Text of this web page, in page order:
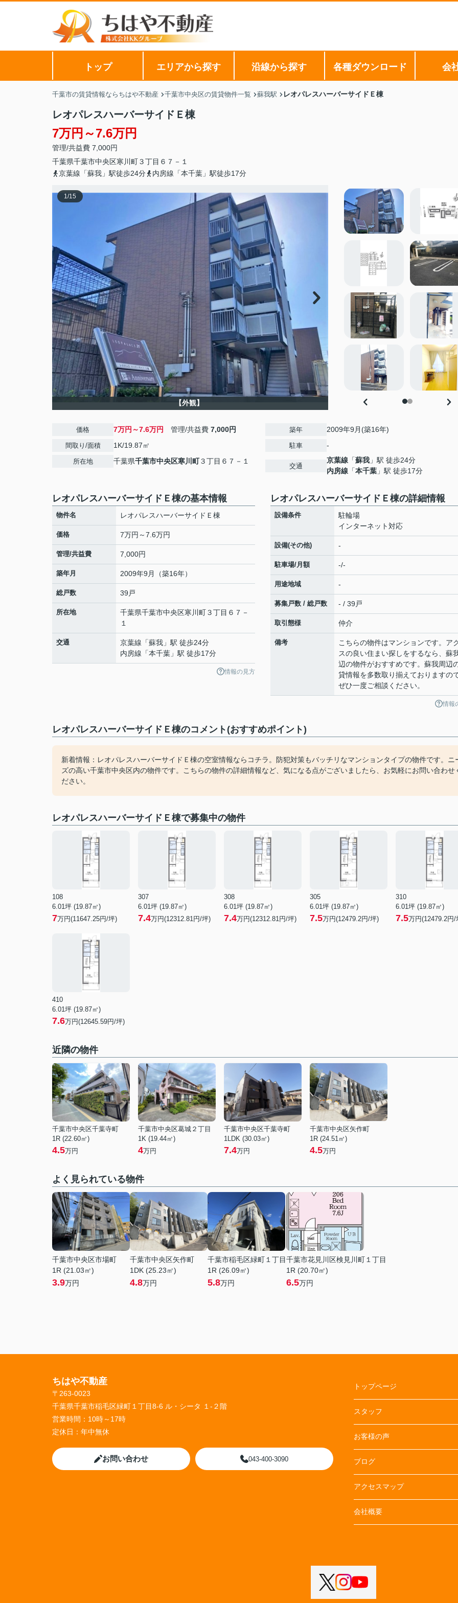
トップ エリアから探す 沿線から探す 各種ダウンロード 会
千葉市の賃貸情報ならちはや不動産 千葉市中央区の賃貸物件一覧 蘇我駅 レオパレスハーバーサイドＥ棟
レオパレスハーバーサイドＥ棟
7万円～7.6万円
管理/共益費 7,000円
千葉県千葉市中央区寒川町３丁目６７－１
京葉線「蘇我」駅徒歩24分
内房線「本千葉」駅徒歩17分
1/15
【外観】
価格 7万円～7.6万円 管理/共益費 7,000円
間取り/面積 1K/19.87㎡
所在地 千葉県千葉市中央区寒川町３丁目６７－１
築年 2009年9月(築16年)
駐車 -
交通
京葉線 「蘇我 」駅 徒歩24分
内房線 「本千葉 」駅 徒歩17分
レオパレスハーバーサイドＥ棟の基本情報
物件名 レオパレスハーバーサイドＥ棟
価格 7万円～7.6万円
管理/共益費 7,000円
築年月 2009年9月（築16年）
総戸数 39戸
所在地 千葉県千葉市中央区寒川町３丁目６７－
１
交通 京葉線 「蘇我 」駅 徒歩24分
内房線 「本千葉 」駅 徒歩17分
情報の見方
レオパレスハーバーサイドＥ棟の詳細情報
設備条件
駐輪場
インターネット対応
設備(その他) -
駐車場/月額 -/-
用途地域 -
募集戸数 / 総戸数 - / 39戸
取引態様 仲介
備考
こちらの物件はマンションです。ア
スの良い住まい探しをするなら、蘇
辺の物件がおすすめです。蘇我周辺
貸情報を多数取り揃えておりますの
ぜひ一度ご相談ください。
情報
レオパレスハーバーサイドＥ棟のコメント(おすすめポイント)
新着情報：レオパレスハーバーサイドＥ棟の空室情報ならコチラ。防犯対策もバッチリなマンションタイプの物件です。ニ
ズの高い千葉市中央区内の物件です。こちらの物件の詳細情報など、気になる点がございましたら、お気軽にお問い合わせ
ださい。
レオパレスハーバーサイドＥ棟で募集中の物件
108
6.01坪 (19.87㎡)
7万円(11647.25円/坪)
307
6.01坪 (19.87㎡)
7.4万円(12312.81円/坪)
308
6.01坪 (19.87㎡)
7.4万円(12312.81円/坪)
305
6.01坪 (19.87㎡)
7.5万円(12479.2円/坪)
310
6.01坪 (19.87㎡)
7.5万円(12479.2円/
410
6.01坪 (19.87㎡)
7.6万円(12645.59円/坪)
近隣の物件
千葉市中央区千葉寺町
1R (22.60㎡)
4.5万円
千葉市中央区葛城２丁目
1K (19.44㎡)
4万円
千葉市中央区千葉寺町
1LDK (30.03㎡)
7.4万円
千葉市中央区矢作町
1R (24.51㎡)
4.5万円
よく見られている物件
千葉市中央区市場町
1R (21.03㎡)
3.9万円
千葉市中央区矢作町
1DK (25.23㎡)
4.8万円
千葉市稲毛区緑町１丁目
1R (26.09㎡)
5.8万円
千葉市花見川区検見川町１丁目
1R (20.70㎡)
6.5万円
ちはや不動産
〒263-0023
千葉県千葉市稲毛区緑町１丁目8-6 ル・シータ １-２階
営業時間： 10時～17時
定休日： 年中無休
お問い合わせ 043-400-3090
トップページ
スタッフ
お客様の声
ブログ
アクセスマップ
会社概要